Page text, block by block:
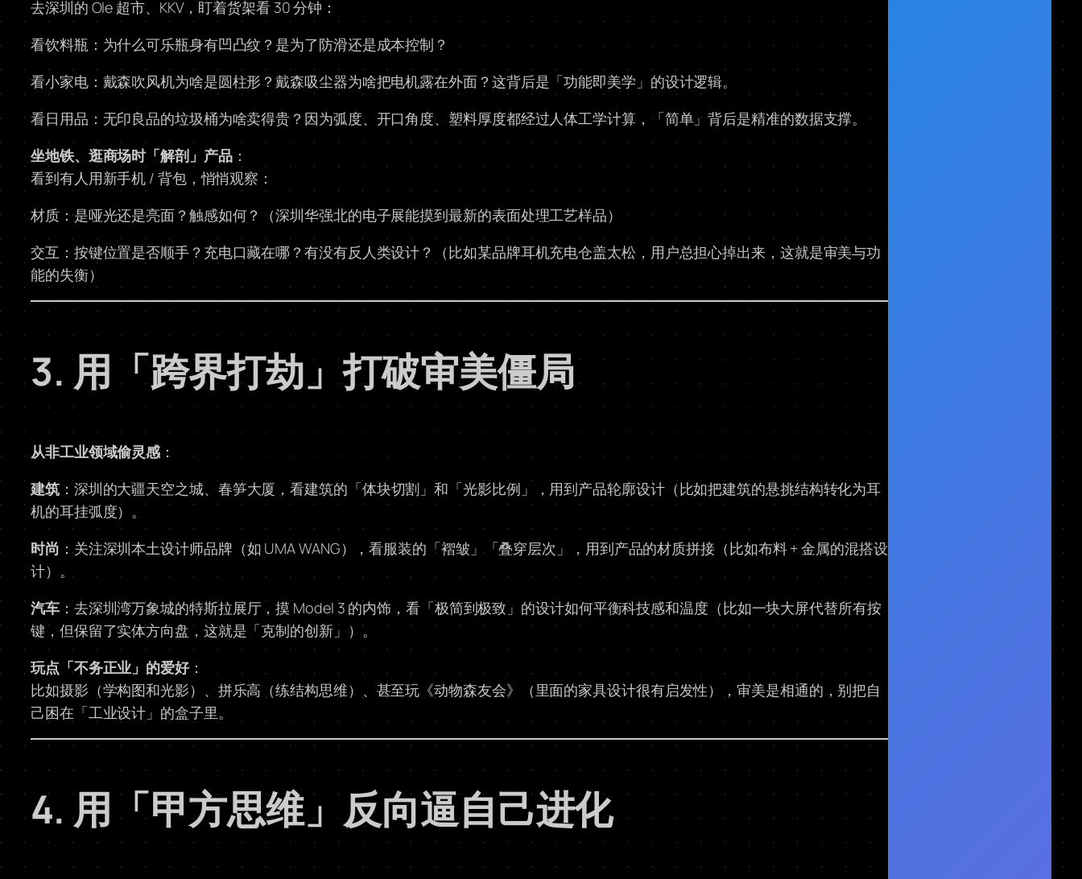
去深圳的 Ole 超市、KKV，盯着货架看 30 分钟：
看饮料瓶：为什么可乐瓶身有凹凸纹？是为了防滑还是成本控制？
看小家电：戴森吹风机为啥是圆柱形？戴森吸尘器为啥把电机露在外面？这背后是「功能即美学」的设计逻辑。
看日用品：无印良品的垃圾桶为啥卖得贵？因为弧度、开口角度、塑料厚度都经过人体工学计算，「简单」背后是精准的数据支撑。
坐地铁、逛商场时「解剖」产品：
看到有人用新手机 / 背包，悄悄观察：
材质：是哑光还是亮面？触感如何？（深圳华强北的电子展能摸到最新的表面处理工艺样品）
交互：按键位置是否顺手？充电口藏在哪？有没有反人类设计？（比如某品牌耳机充电仓盖太松，用户总担心掉出来，这就是审美与功
能的失衡）
3. 用「跨界打劫」打破审美僵局
从非工业领域偷灵感：
建筑：深圳的大疆天空之城、春笋大厦，看建筑的「体块切割」和「光影比例」，用到产品轮廓设计（比如把建筑的悬挑结构转化为耳
机的耳挂弧度）。
时尚 ：关注深圳本土设计师品牌（如 UMA WANG），看服装的「褶皱」「叠穿层次」，用到产品的材质拼接（比如布料 + 金属的混搭设
计）。
汽车：去深圳湾万象城的特斯拉展厅，摸 Model 3 的内饰，看「极简到极致」的设计如何平衡科技感和温度（比如一块大屏代替所有按
键，但保留了实体方向盘，这就是「克制的创新」）。
玩点「不务正业」的爱好：
比如摄影（学构图和光影）、拼乐高（练结构思维）、甚至玩《动物森友会》（里面的家具设计很有启发性），审美是相通的，别把自
己困在「工业设计」的盒子里。
4. 用「甲方思维」反向逼自己进化